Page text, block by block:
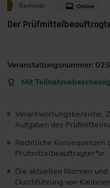
Seminar Online
Der
Veranstaltungsnummer:
Mit
Verantwortungsbereiche,
Aufgaben des
Rechtliche Konsequenzen
Prüfmittelbeauftragter*in
Die aktuellen Normen
Durchführung von